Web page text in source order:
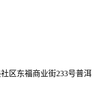
区东福商业街233号普洱